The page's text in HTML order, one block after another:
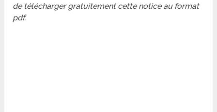
de télécharger gratuitement cette notice au format
pdf.